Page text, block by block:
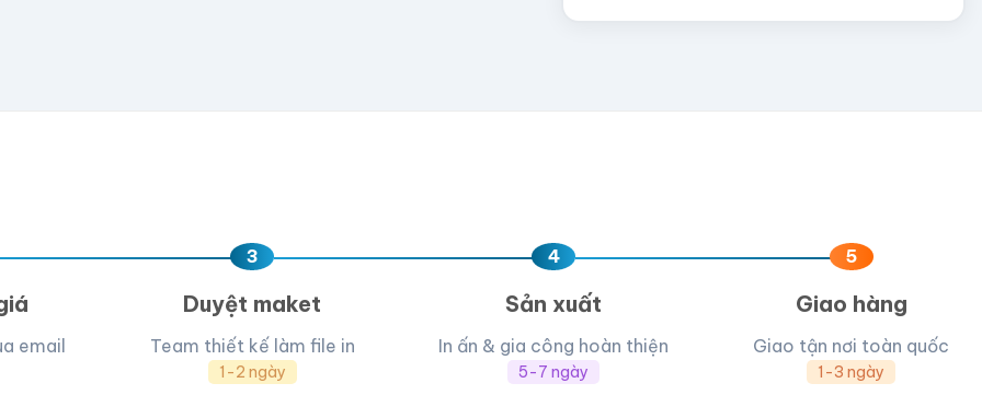
email
3
Duyệt maket
Team thiết kế làm file in
1-2 ngày
4
Sản xuất
In ấn & gia công hoàn thiện
5-7 ngày
5
Giao hàng
Giao tận nơi toàn quốc
1-3 ngày